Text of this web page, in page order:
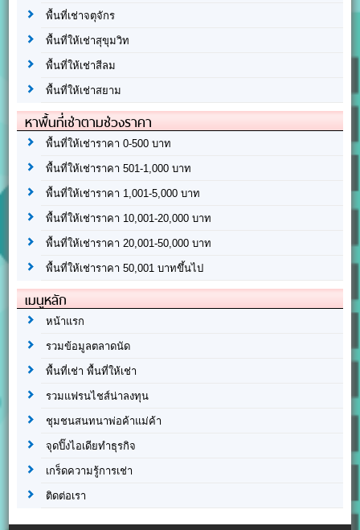
พื้นที่เช่าจตุจักร
พื้นที่ให้เช่าสุขุมวิท
พื้นที่ให้เช่าสีลม
พื้นที่ให้เช่าสยาม
หาพื้นที่เช่าตามช่วงราคา
พื้นที่ให้เช่าราคา 0-500 บาท
พื้นที่ให้เช่าราคา 501-1,000 บาท
พื้นที่ให้เช่าราคา 1,001-5,000 บาท
พื้นที่ให้เช่าราคา 10,001-20,000 บาท
พื้นที่ให้เช่าราคา 20,001-50,000 บาท
พื้นที่ให้เช่าราคา 50,001 บาทขึ้นไป
เมนูหลัก
หน้าแรก
รวมข้อมูลตลาดนัด
พื้นที่เช่า พื้นที่ให้เช่า
รวมแฟรนไชส์น่าลงทุน
ชุมชนสนทนาพ่อค้าแม่ค้า
จุดปิ๊งไอเดียทำธุรกิจ
เกร็ดความรู้การเช่า
ติดต่อเรา